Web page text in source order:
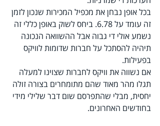
בכל אופן נבחן את מכפיל המכירות שנכון לזמן
זה עומד על 6.78. ביחס לשוק באופן כללי זה
נשמע אולי די גבוה אבל ההשוואה הנכונה
תיהיה להסתכל על חברות שדומות לוויקס
בפעילות.
אם נשווה את וויקס לחברות שצוינו למעלה
תגלו מהר מאוד שהם מתומחרים בצורה זולה
יחסית, מבלי שהתפרסם שום דבר שלילי מידי
בחודשים האחרונים.